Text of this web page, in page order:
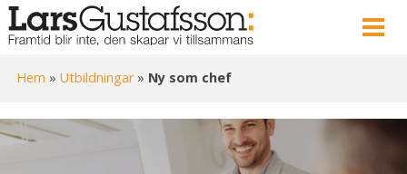
Hem » Utbildningar» Ny som chef